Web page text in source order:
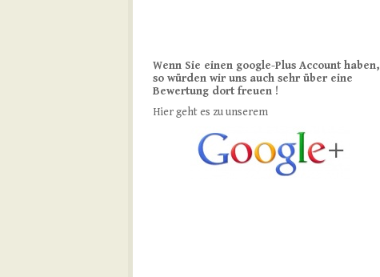
Wenn Sie einen google-Plus Account haben,
so würden wir uns auch sehr über eine
Bewertung dort freuen !
Hier geht es zu unserem